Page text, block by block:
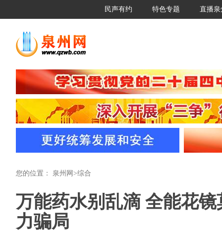
民声有约 特色专题 直播泉
您的位置： 泉州网 >综合
万能药水别乱滴 全能花
力骗局